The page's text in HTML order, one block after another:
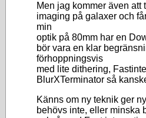
Men jag kommer även att
imaging på galaxer och
min
optik på 80mm har en
bör vara en klar
förhoppningsvis
med lite dithering,
BlurXTerminator så
Känns om ny teknik ger
behövs inte, eller minska